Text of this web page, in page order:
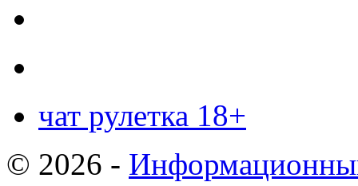
чат рулетка 18+
© 2026 -